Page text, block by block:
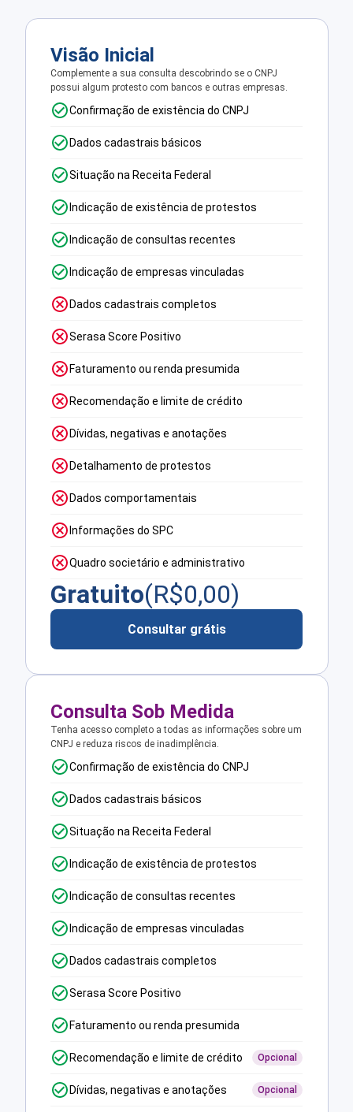
Visão Inicial
Complemente a sua consulta descobrindo se o CNPJ
possui algum protesto com bancos e outras empresas.
Confirmação de existência do CNPJ
Dados cadastrais básicos
Situação na Receita Federal
Indicação de existência de protestos
Indicação de consultas recentes
Indicação de empresas vinculadas
Dados cadastrais completos
Serasa Score Positivo
Faturamento ou renda presumida
Recomendação e limite de crédito
Dívidas, negativas e anotações
Detalhamento de protestos
Dados comportamentais
Informações do SPC
Quadro societário e administrativo
Gratuito(R$0,00)
Consultar grátis
Consulta Sob Medida
Tenha acesso completo a todas as informações sobre um
CNPJ e reduza riscos de inadimplência.
Confirmação de existência do CNPJ
Dados cadastrais básicos
Situação na Receita Federal
Indicação de existência de protestos
Indicação de consultas recentes
Indicação de empresas vinculadas
Dados cadastrais completos
Serasa Score Positivo
Faturamento ou renda presumida
Recomendação e limite de crédito Opcional
Dívidas, negativas e anotações Opcional